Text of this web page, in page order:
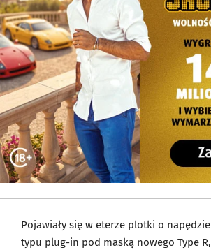
Pojawiały się w eterze plotki o
typu plug-in pod maską nowego Type